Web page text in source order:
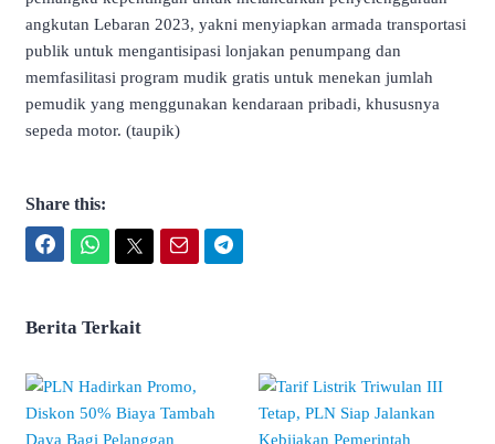
angkutan Lebaran 2023, yakni menyiapkan armada transportasi
publik untuk mengantisipasi lonjakan penumpang dan
memfasilitasi program mudik gratis untuk menekan jumlah
pemudik yang menggunakan kendaraan pribadi, khususnya
sepeda motor. (taupik)
Share this:
Berita Terkait